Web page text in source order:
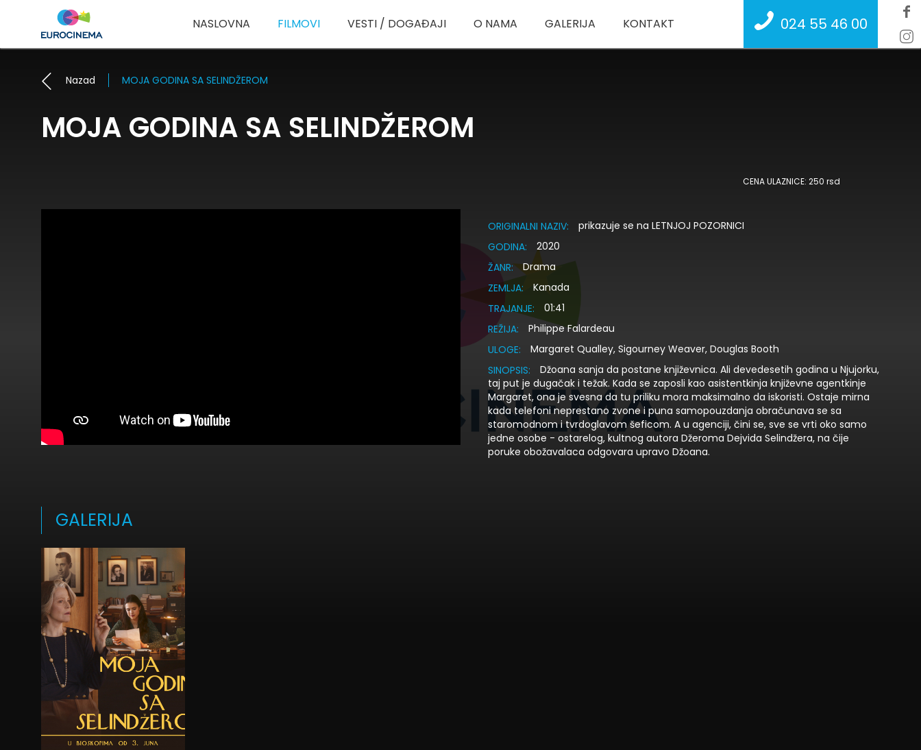
NASLOVNA FILMOVI VESTI / DOGAĐAJI O NAMA GALERIJA KONTAKT 024 55 46 00
Nazad MOJA GODINA SA SELINDŽEROM
MOJA GODINA SA SELINDŽEROM
CENA ULAZNICE: 250 rsd
ORIGINALNI NAZIV:
prikazuje se na LETNJOJ POZORNICI
GODINA:
2020
ŽANR:
Drama
ZEMLJA:
Kanada
TRAJANJE:
01:41
REŽIJA:
Philippe Falardeau
ULOGE:
Margaret Qualley, Sigourney Weaver, Douglas Booth
SINOPSIS:
Džoana sanja da postane književnica. Ali devedesetih godina u Njujorku,
taj put je dugačak i težak. Kada se zaposli kao asistentkinja književne agentkinje
Margaret, ona je svesna da tu priliku mora maksimalno da iskoristi. Ostaje mirna
kada telefoni neprestano zvone i puna samopouzdanja obračunava se sa
staromodnom i tvrdoglavom šeficom. A u agenciji, čini se, sve se vrti oko samo
jedne osobe - ostarelog, kultnog autora Džeroma Dejvida Selindžera, na čije
poruke obožavalaca odgovara upravo Džoana.
GALERIJA